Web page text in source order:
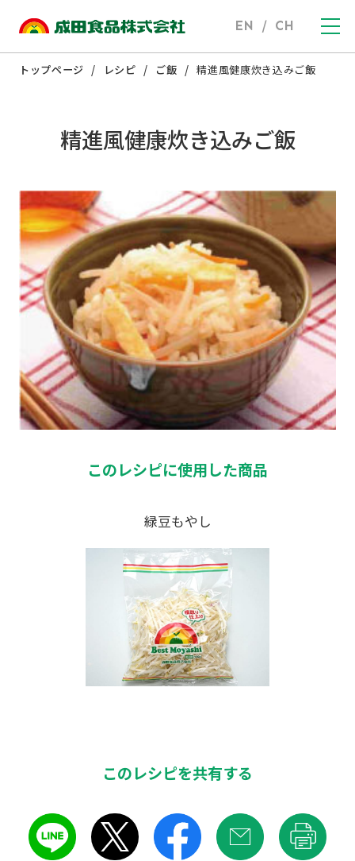
EN / CH
トップページ レシピ ご飯 精進風健康炊き込みご飯
精進風健康炊き込みご飯
このレシピに使用した商品
緑豆もやし
このレシピを共有する